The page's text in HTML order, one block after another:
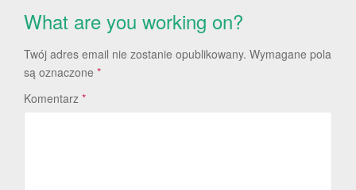
What are you working on?
Twój adres email nie zostanie opublikowany. Wymagane pola
są oznaczone *
Komentarz *